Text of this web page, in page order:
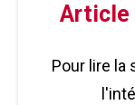
Article
Pour lire la